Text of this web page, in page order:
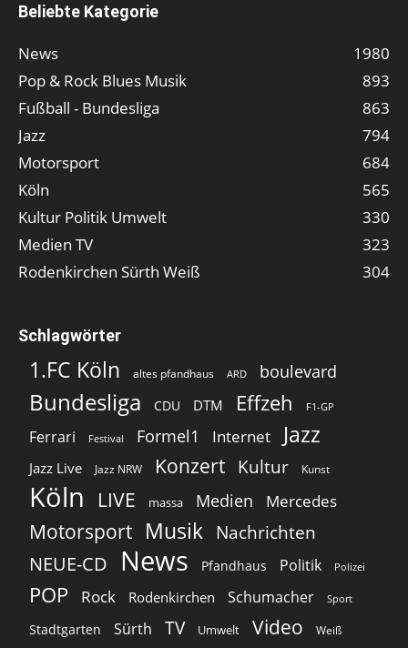
Beliebte Kategorie
News
1980
Pop & Rock Blues Musik
893
Fußball - Bundesliga
863
Jazz
794
Motorsport
684
Köln
565
Kultur Politik Umwelt
330
Medien TV
323
Rodenkirchen Sürth Weiß
304
Schlagwörter
1.FC Köln altes pfandhaus ARD boulevard
Bundesliga CDU DTM Effzeh F1-GP
Ferrari Festival Formel1 Internet Jazz
Jazz Live Jazz NRW Konzert Kultur Kunst
Köln LIVE massa Medien Mercedes
Motorsport Musik Nachrichten
NEUE-CD
News Pfandhaus Politik Polizei
POP Rock Rodenkirchen Schumacher Sport
Stadtgarten Sürth TV Umwelt Video Weiß